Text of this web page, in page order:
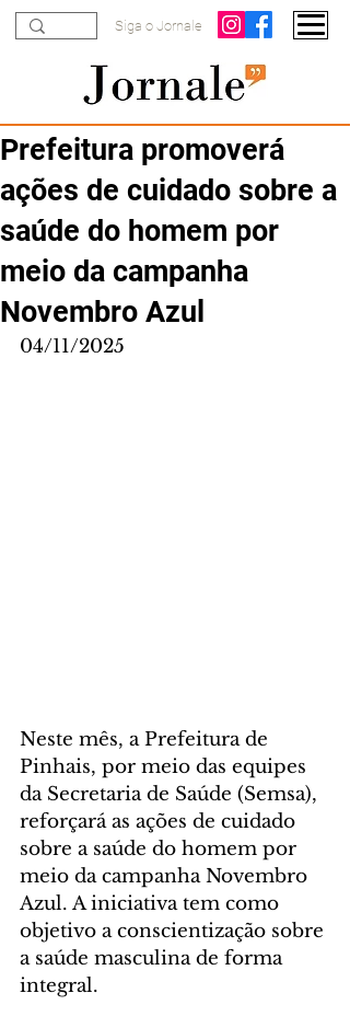
Siga o Jornale
Prefeitura promoverá
ações de cuidado sobre a
saúde do homem por
meio da campanha
Novembro Azul
04/11/2025
Neste mês, a Prefeitura de
Pinhais, por meio das equipes
da Secretaria de Saúde (Semsa),
reforçará as ações de cuidado
sobre a saúde do homem por
meio da campanha Novembro
Azul. A iniciativa tem como
objetivo a conscientização sobre
a saúde masculina de forma
integral.